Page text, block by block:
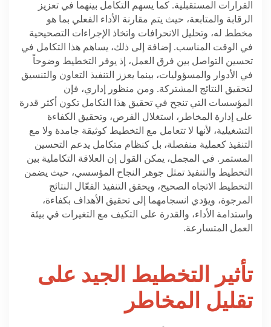
القرارات المستقبلية. كما يسهم التكامل بينهما في تعزيز
الرقابة والمتابعة، حيث يتم مقارنة الأداء الفعلي بما هو
مخطط له، وتحليل الانحرافات واتخاذ الإجراءات التصحيحية
في الوقت المناسب. إضافة إلى ذلك، يساهم هذا التكامل في
تحسين التواصل بين فرق العمل، إذ يوفر التخطيط وضوحاً
في الأدوار والمسؤوليات، بينما يعزز التنفيذ التعاون والتنسيق
لتحقيق النتائج المشتركة. ومن منظور إداري، فإن
المؤسسات التي تنجح في تحقيق هذا التكامل تكون أكثر قدرة
على إدارة المخاطر، استغلال الفرص، وتحقيق الكفاءة
التشغيلية، لأنها لا تتعامل مع التخطيط كوثيقة جامدة ولا مع
التنفيذ كعملية منفصلة، بل كنظام متكامل يدعم التحسين
المستمر. في المجمل، يمكن القول إن العلاقة التكاملية بين
التخطيط والتنفيذ تمثل جوهر النجاح المؤسسي، حيث يضمن
التخطيط الاتجاه الصحيح، ويحقق التنفيذ الفعّال النتائج
المرجوة، ويؤدي انسجامهما إلى تحقيق الأهداف بكفاءة،
واستدامة الأداء، والقدرة على التكيف مع التغيرات في بيئة
العمل المتسارعة.
تأثير التخطيط الجيد على
تقليل المخاطر